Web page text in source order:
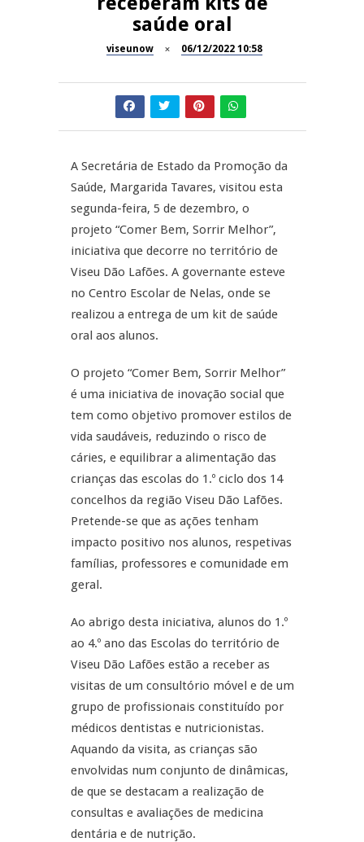
A Juiz Esclarece – Medidas a
executar no meio natural de
vida (II)
Inauguração Loja do Cidadão
S.J. Pesqueira
REPORTAGENS
Barrelas Summer Fest em Vila
NOW OPINIÃO
Now Opinião – Carolina
Almeida: Documentários de
Tauromaquia na RTP
Feira das Atividades
Económicas de Aguiar da Beira
saúde oral
viseunow 06/12/2022 10:58
A Secretária de Estado da Promoção da
Saúde, Margarida Tavares, visitou esta
segunda-feira, 5 de dezembro, o
projeto “Comer Bem, Sorrir Melhor”,
iniciativa que decorre no território de
Viseu Dão Lafões. A governante esteve
no Centro Escolar de Nelas, onde se
realizou a entrega de um kit de saúde
oral aos alunos.
O projeto “Comer Bem, Sorrir Melhor”
é uma iniciativa de inovação social que
tem como objetivo promover estilos de
vida saudáveis, reduzindo o risco de
cáries, e equilibrar a alimentação das
crianças das escolas do 1.º ciclo dos 14
concelhos da região Viseu Dão Lafões.
Pretende-se que as ações tenham
impacto positivo nos alunos, respetivas
famílias, professores e comunidade em
geral.
Ao abrigo desta iniciativa, alunos do 1.º
ao 4.º ano das Escolas do território de
Viseu Dão Lafões estão a receber as
visitas de um consultório móvel e de um
grupo de profissionais constituído por
médicos dentistas e nutricionistas.
Aquando da visita, as crianças são
envolvidas num conjunto de dinâmicas,
de que se destacam a realização de
consultas e avaliações de medicina
dentária e de nutrição.